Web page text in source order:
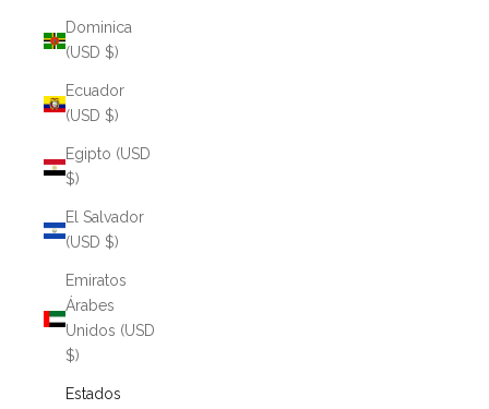
Dominica
(USD $)
Ecuador
(USD $)
Egipto (USD
$)
El Salvador
(USD $)
Emiratos
Árabes
Unidos (USD
$)
Estados